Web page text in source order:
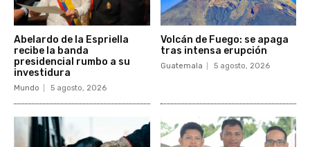
Abelardo de la Espriella
recibe la banda
presidencial rumbo a su
investidura
Mundo 5 agosto, 2026
Volcán de Fuego: se apaga
tras intensa erupción
Guatemala 5 agosto, 2026